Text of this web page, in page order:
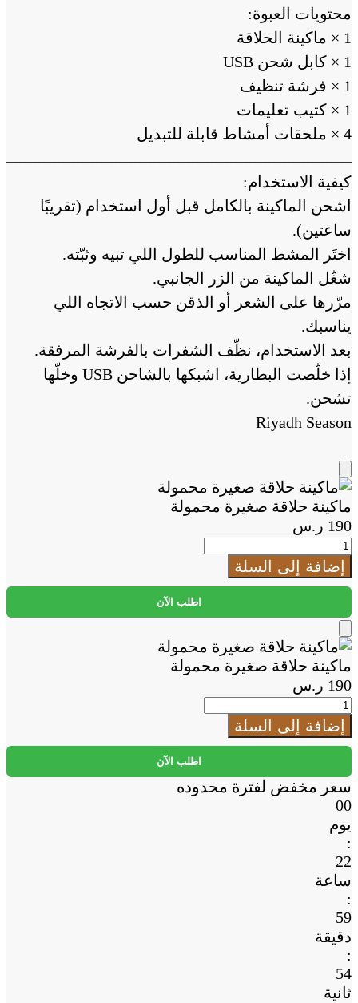
محتويات العبوة:
1 × ماكينة الحلاقة
1 × كابل شحن USB
1 × فرشة تنظيف
1 × كتيب تعليمات
4 × ملحقات أمشاط قابلة للتبديل
كيفية الاستخدام:
اشحن الماكينة بالكامل قبل أول استخدام (تقريبًا
ساعتين).
اختَر المشط المناسب للطول اللي تبيه وثبّته.
شغّل الماكينة من الزر الجانبي.
مرّرها على الشعر أو الذقن حسب الاتجاه اللي
يناسبك.
بعد الاستخدام، نظّف الشفرات بالفرشة المرفقة.
إذا خلّصت البطارية، اشبكها بالشاحن USB وخلّها
تشحن.
Riyadh Season
Add
to
Cart
ماكينة حلاقة صغيرة محمولة
190 ر.س
كمية
ماكينة
حلاقة
محمولة
إضافة إلى السلة
اطلب الآن
Add
to
Cart
ماكينة حلاقة صغيرة محمولة
190 ر.س
كمية
ماكينة
حلاقة
محمولة
إضافة إلى السلة
اطلب الآن
سعر مخفض لفترة محدوده
00
يوم
:
22
ساعة
:
59
دقيقة
:
53
ثانية